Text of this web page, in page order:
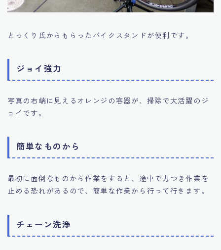
とっくり氏からもらったバイクスタンドが便利です。
ジョイ強力
写真の右端に見えるオレンジの容器が、掃除で大活躍のジ
ョイです。
簡単なものから
最初に面倒なものから作業をすると、途中で力つき作業を
止める恐れがあるので、簡単な作業から行って行きます。
チェーン洗浄